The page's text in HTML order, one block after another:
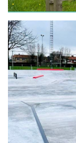
WEEK VAN DE
LEES MEER